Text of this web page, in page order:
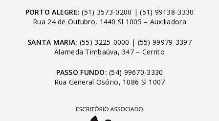
PORTO ALEGRE: (51) 3573-0200 |(51) 99138-3330
Rua 24 de Outubro, 1440 Sl 1005 – Auxiliadora
SANTA MARIA: (55) 3225-0000 | (55) 99979-3397
Alameda Timbaúva, 347 – Cerrito
PASSO FUNDO: (54) 99670-3330
Rua General Osório, 1086 Sl 1007